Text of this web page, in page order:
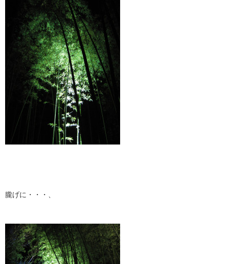
朧げに・・・、